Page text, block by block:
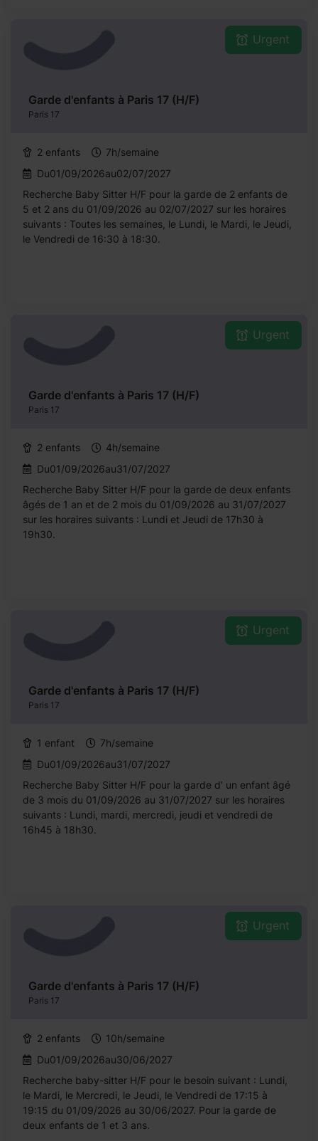
Garde d'enfants à Paris 17 (H/F)
Paris 17
Urgent
2 enfants
7h/semaine
Du01/09/2026au02/07/2027
Recherche Baby Sitter H/F pour la garde de 2 enfants de
5 et 2 ans du 01/09/2026 au 02/07/2027 sur les horaires
suivants : Toutes les semaines, le Lundi, le Mardi, le Jeudi,
le Vendredi de 16:30 à 18:30.
Garde d'enfants à Paris 17 (H/F)
Paris 17
Urgent
2 enfants
4h/semaine
Du01/09/2026au31/07/2027
Recherche Baby Sitter H/F pour la garde de deux enfants
âgés de 1 an et de 2 mois du 01/09/2026 au 31/07/2027
sur les horaires suivants : Lundi et Jeudi de 17h30 à
19h30.
Garde d'enfants à Paris 17 (H/F)
Paris 17
Urgent
1 enfant
7h/semaine
Du01/09/2026au31/07/2027
Recherche Baby Sitter H/F pour la garde d' un enfant âgé
de 3 mois du 01/09/2026 au 31/07/2027 sur les horaires
suivants : Lundi, mardi, mercredi, jeudi et vendredi de
16h45 à 18h30.
Garde d'enfants à Paris 17 (H/F)
Paris 17
Urgent
2 enfants
10h/semaine
Du01/09/2026au30/06/2027
Recherche baby-sitter H/F pour le besoin suivant : Lundi,
le Mardi, le Mercredi, le Jeudi, le Vendredi de 17:15 à
19:15 du 01/09/2026 au 30/06/2027. Pour la garde de
deux enfants de 1 et 3 ans.